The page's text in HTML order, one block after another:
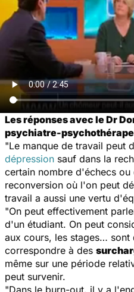
Les réponses avec le Dr
psychiatre-
"Le manque de travail peut
dépression sauf dans la
certain nombre d'échecs ou
reconversion où l'on peut
travail a aussi une vertu
"On peut effectivement
d'un étudiant. On peut
aux cours, les stages… sont
correspondre à des
même sur une période
peut survenir.
"Dans le burn-out, il y a